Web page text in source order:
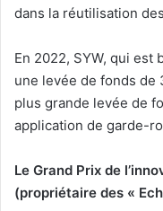
dans la réutilisation
En 2022, SYW, qui est
une levée de fonds de
plus grande levée de
application de garde-
Le Grand Prix de
(propriétaire des «